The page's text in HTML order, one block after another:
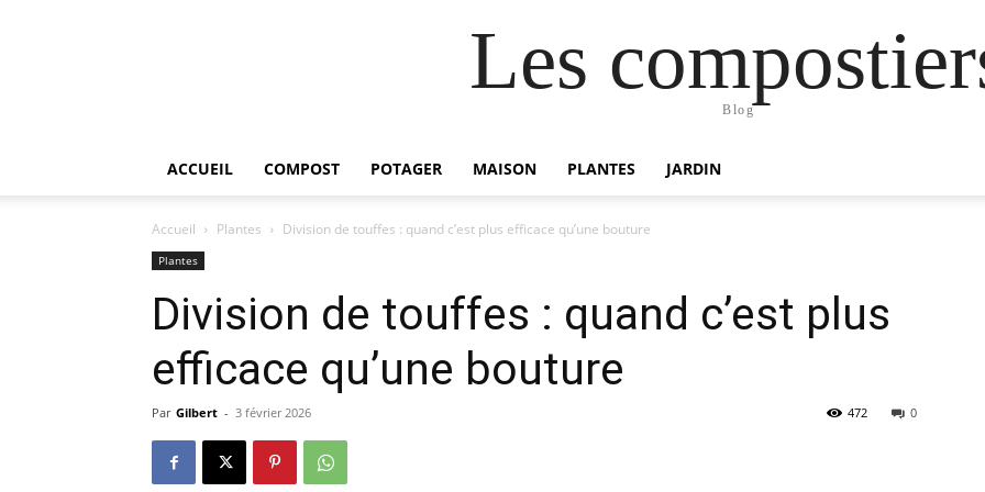
Les
Blog
ACCUEIL COMPOST POTAGER MAISON PLANTES JARDIN
Accueil Plantes Division de touffes : quand c’est plus efficace qu’une bouture
Plantes
Division de touffes : quand c’est plus
efficace qu’une bouture
Par Gilbert - 3 février 2026 0
472